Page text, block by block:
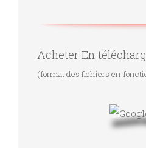
Acheter En
(format des fichiers en